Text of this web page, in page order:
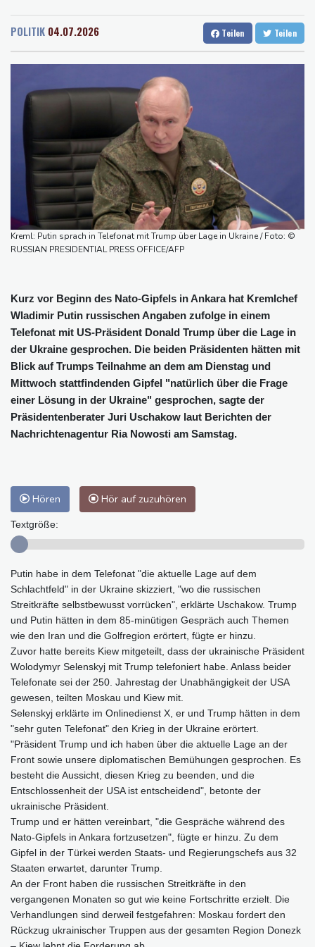
Dresden
Wien
32 °C
Baden-Baden
26 °C
Kerpen - Festnahme
Xiaomi Skynomad: N70 und N90 erhöhen den Druck auf Europas
SUV-Markt
Sicherheitskreise vermuten russische Kampagne hinter
Falschvideo zu Merz-Rücktritt
Papst Leo XIV. will bei Frankreich-Besuch Missbrauchsopfer
treffen
Nationaler Sicherheitsrat mit Merz tagt zu Drohnenvorfall in
Leipzig
Kabel der Deutschen Bahn beschädigt: Kölner Staatsschutz
ermittelt wegen Sabotage
POLITIK 04.07.2026 Teilen Teilen
Kreml: Putin sprach in Telefonat mit Trump über Lage in Ukraine / Foto: ©
RUSSIAN PRESIDENTIAL PRESS OFFICE/AFP
Kurz vor Beginn des Nato-Gipfels in Ankara hat Kremlchef
Wladimir Putin russischen Angaben zufolge in einem
Telefonat mit US-Präsident Donald Trump über die Lage in
der Ukraine gesprochen. Die beiden Präsidenten hätten mit
Blick auf Trumps Teilnahme an dem am Dienstag und
Mittwoch stattfindenden Gipfel "natürlich über die Frage
einer Lösung in der Ukraine" gesprochen, sagte der
Präsidentenberater Juri Uschakow laut Berichten der
Nachrichtenagentur Ria Nowosti am Samstag.
Hören Hör auf zuzuhören
Textgröße:
Putin habe in dem Telefonat "die aktuelle Lage auf dem
Schlachtfeld" in der Ukraine skizziert, "wo die russischen
Streitkräfte selbstbewusst vorrücken", erklärte Uschakow. Trump
und Putin hätten in dem 85-minütigen Gespräch auch Themen
wie den Iran und die Golfregion erörtert, fügte er hinzu.
Zuvor hatte bereits Kiew mitgeteilt, dass der ukrainische Präsident
Wolodymyr Selenskyj mit Trump telefoniert habe. Anlass beider
Telefonate sei der 250. Jahrestag der Unabhängigkeit der USA
gewesen, teilten Moskau und Kiew mit.
Selenskyj erklärte im Onlinedienst X, er und Trump hätten in dem
"sehr guten Telefonat" den Krieg in der Ukraine erörtert.
"Präsident Trump und ich haben über die aktuelle Lage an der
Front sowie unsere diplomatischen Bemühungen gesprochen. Es
besteht die Aussicht, diesen Krieg zu beenden, und die
Entschlossenheit der USA ist entscheidend", betonte der
ukrainische Präsident.
Trump und er hätten vereinbart, "die Gespräche während des
Nato-Gipfels in Ankara fortzusetzen", fügte er hinzu. Zu dem
Gipfel in der Türkei werden Staats- und Regierungschefs aus 32
Staaten erwartet, darunter Trump.
An der Front haben die russischen Streitkräfte in den
vergangenen Monaten so gut wie keine Fortschritte erzielt. Die
Verhandlungen sind derweil festgefahren: Moskau fordert den
Rückzug ukrainischer Truppen aus der gesamten Region Donezk